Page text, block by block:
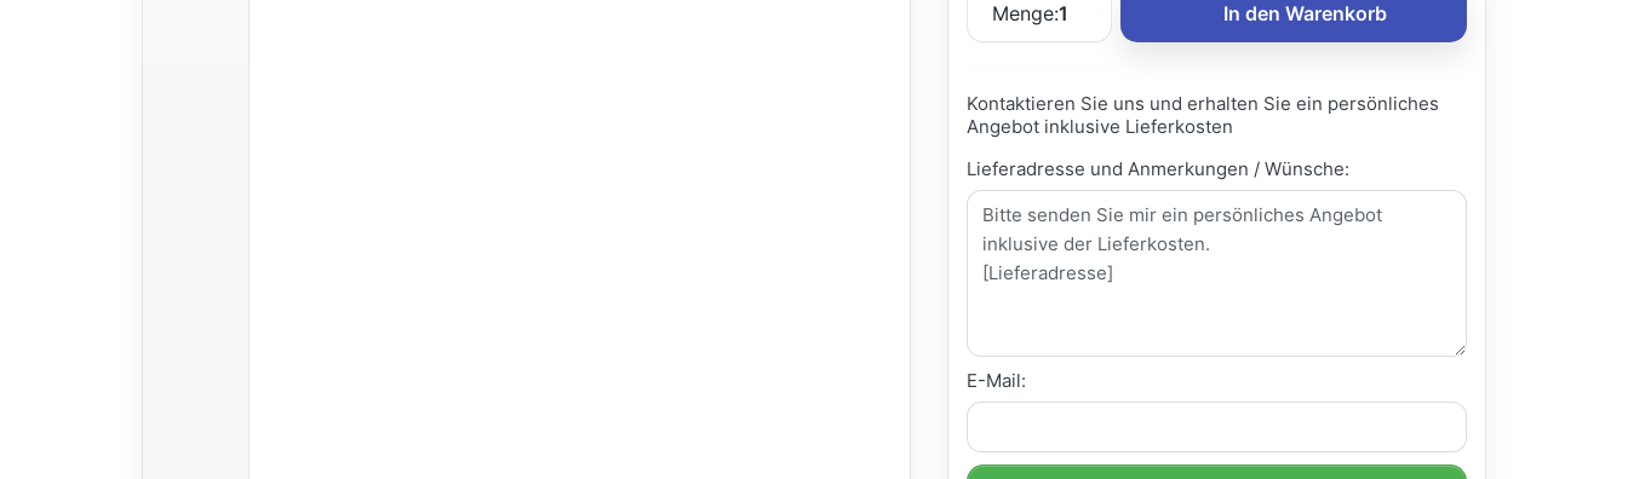
Menge:1 In den Warenkorb
Kontaktieren Sie uns und erhalten Sie ein persönliches
Angebot inklusive Lieferkosten
Lieferadresse und Anmerkungen / Wünsche:
E-Mail: